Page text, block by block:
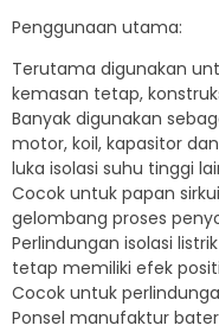
Penggunaan utama:
Terutama digunakan
kemasan tetap,
Banyak digunakan
motor, koil, kapasitor
luka isolasi suhu tinggi
Cocok untuk papan
gelombang proses
Perlindungan isolasi
tetap memiliki efek
Cocok untuk
Ponsel manufaktur